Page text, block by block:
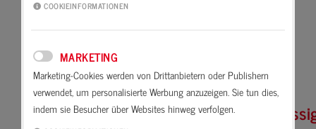
COOKIEINFORMATIONEN
MARKETING
Marketing-Cookies werden von Drittanbietern oder Publishern
verwendet, um personalisierte Werbung anzuzeigen. Sie tun dies,
indem sie Besucher über Websites hinweg verfolgen.
A B C D
W
X Z
W/Z-Wert